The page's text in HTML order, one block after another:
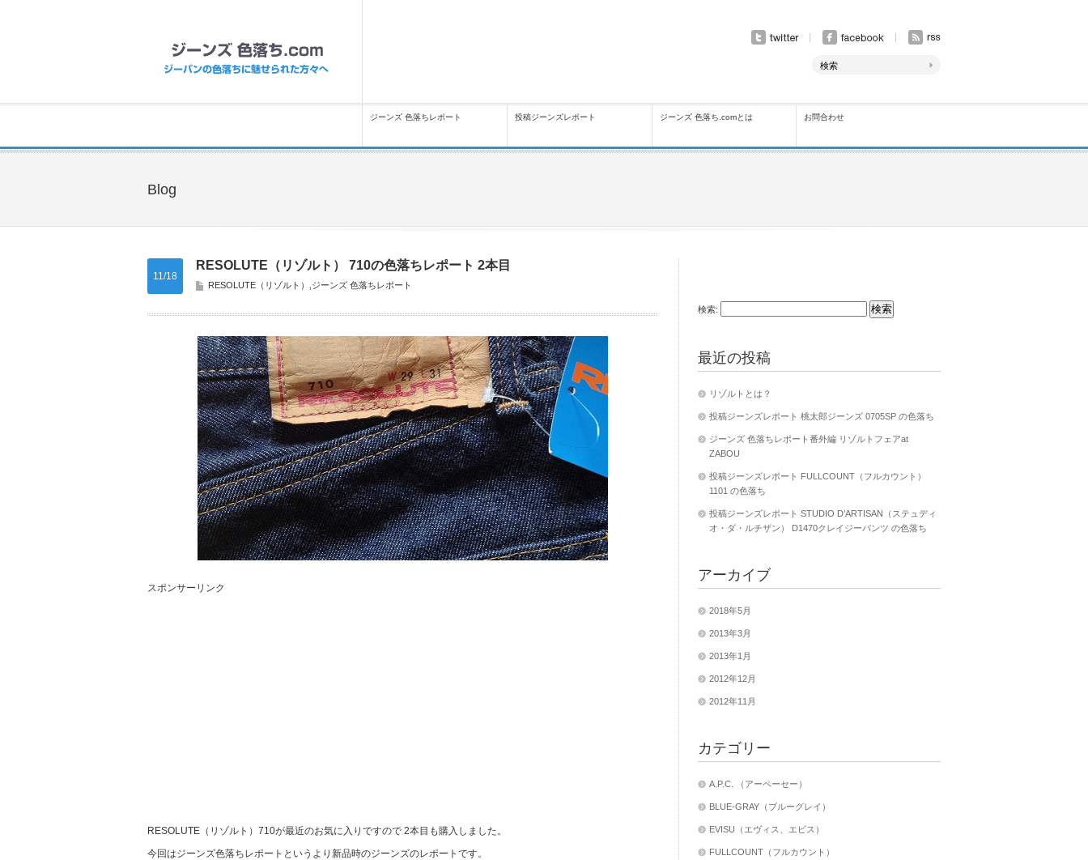
ジーンズ 色落ちレポート 投稿ジーンズレポート ジーンズ 色落ち.comとは お問合わせ
Blog
RESOLUTE（リゾルト） 710の色落ちレポート 2本目
RESOLUTE（リゾルト） ジーンズ 色落ちレポート
11/18
スポンサーリンク
RESOLUTE（リゾルト）710が最近のお気に入りですので 2本目も購入しました。
今回はジーンズ色落ちレポートというより新品時のジーンズのレポートです。
検索:
最近の投稿
リゾルトとは？
投稿ジーンズレポート 桃太郎ジーンズ 0705SP の色落ち
ジーンズ 色落ちレポート番外編 リゾルトフェアat
ZABOU
投稿ジーンズレポート FULLCOUNT（フルカウント）
1101 の色落ち
投稿ジーンズレポート STUDIO D’ARTISAN（ステュディ
オ・ダ・ルチザン） D1470クレイジーパンツ の色落ち
アーカイブ
2018年5月
2013年3月
2013年1月
2012年12月
2012年11月
カテゴリー
A.P.C. （アーペーセー）
BLUE-GRAY（ブルーグレイ）
EVISU（エヴィス、エビス）
FULLCOUNT（フルカウント）